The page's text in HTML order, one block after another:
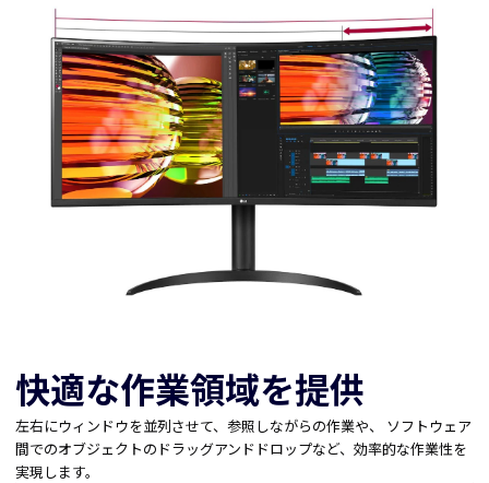
快適な作業領域を提供
左右にウィンドウを並列させて、参照しながらの作業や、 ソフトウェア
間でのオブジェクトのドラッグアンドドロップなど、効率的な作業性を
実現します。